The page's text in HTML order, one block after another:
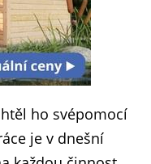
ho svépomocí
je v dnešní